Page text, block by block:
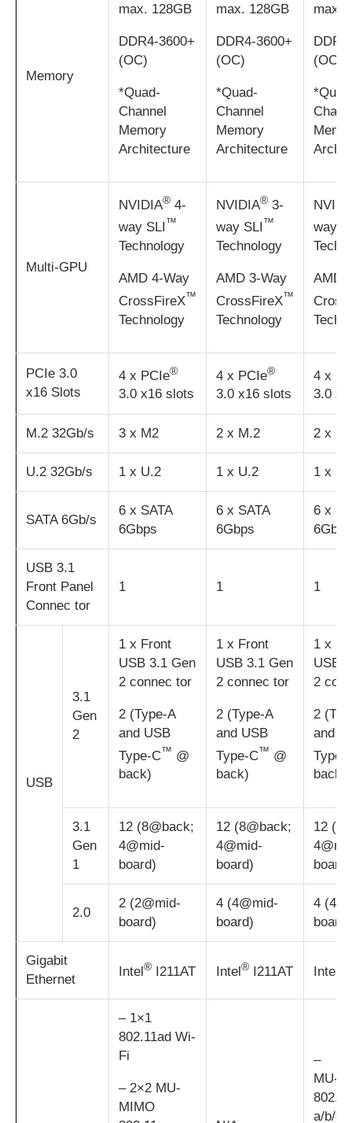
Memory
max. 128GB
DDR4-3600+
(OC)
*Quad-
Channel
Memory
Architecture
max. 128GB
DDR4-3600+
(OC)
*Quad-
Channel
Memory
Architecture
max.
(OC)
Multi-GPU
NVIDIA® 4-
way SLI™
Technology
AMD 4-Way
CrossFireX™
Technology
NVIDIA® 3-
way SLI™
Technology
AMD 3-Way
CrossFireX™
Technology
way
AMD
PCIe 3.0
x16 Slots
4 x PCIe®
3.0 x16 slots
4 x PCIe®
3.0 x16 slots
4 x
3.0
M.2 32Gb/s 3 x M2 2 x M.2 2 x
U.2 32Gb/s 1 x U.2 1 x U.2 1 x
SATA 6Gb/s
6 x SATA
6Gbps
6 x SATA
6Gbps
6 x
6Gbps
USB 3.1
Front Panel
Connec tor
1 1 1
USB
3.1
Gen
2
1 x Front
USB 3.1 Gen
2 connec tor
2 (Type-A
and USB
Type-C™ @
back)
1 x Front
USB 3.1 Gen
2 connec tor
2 (Type-A
and USB
Type-C™ @
back)
1 x
USB
2
2
and
Type-
back)
3.1
Gen
1
12 (8@back;
4@mid-
board)
12 (8@back;
4@mid-
board)
12
board)
2.0
2 (2@mid-
board)
4 (4@mid-
board)
4
board)
Gigabit
Ethernet
Intel® I211AT Intel® I211AT Intel
– 1×1
802.11ad Wi-
Fi
– 2×2 MU-
MIMO
–
MU-
802.11
a/b/g/